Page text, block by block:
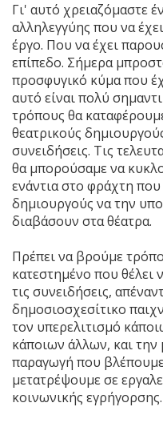
Γι' αυτό χρειαζόμαστε
αλληλεγγύης που να
έργο. Που να έχει
επίπεδο. Σήμερα
προσφυγικό κύμα που
αυτό είναι πολύ
τρόπους θα
θεατρικούς
συνειδήσεις. Τις
θα μπορούσαμε να
ενάντια στο φράχτη
δημιουργούς να την
διαβάσουν στα θέατρα.
Πρέπει να βρούμε
κατεστημένο που θέλει
τις συνειδήσεις,
δημοσιοσχεσίτικο
τον υπερελιτισμό
κάποιων άλλων, και την
παραγωγή που
μετατρέψουμε σε
κοινωνικής εγρήγορσης.